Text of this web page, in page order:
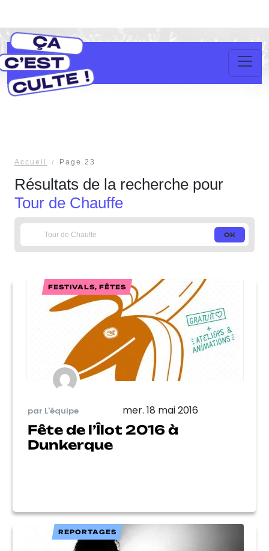
Accueil Page 23
Résultats de la recherche pour
Tour de Chauffe
FESTIVALS, FÊTES
par L'équipe mer. 18 mai 2016
Fête de l’Îlot 2016 à
Dunkerque
REPORTAGES